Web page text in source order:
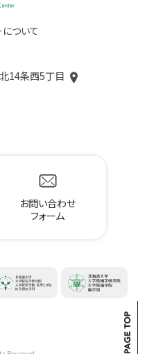
ついて
14条西5丁目
お問い合わせ
フォーム